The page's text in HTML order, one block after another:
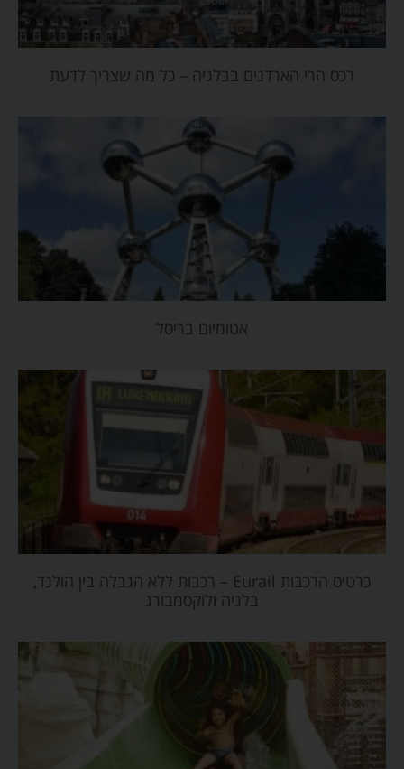
רכס הרי הארדנים בבלגיה – כל מה שצריך לדעת
אטומיום בריסל
כרטיס הרכבות Eurail – רכבות ללא הגבלה בין הולנד,
בלגיה ולוקסמבורג